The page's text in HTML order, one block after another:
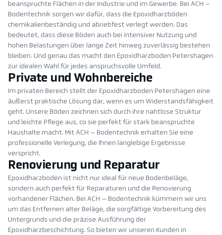
beanspruchte Flächen in der Industrie und im Gewerbe. Bei ACH –
Bodentechnik sorgen wir dafür, dass die Epoxidharzböden
chemikalienbeständig und abriebfest verlegt werden. Das
bedeutet, dass diese Böden auch bei intensiver Nutzung und
hohen Belastungen über lange Zeit hinweg zuverlässig bestehen
bleiben. Und genau das macht den Epoxidharzboden Petershagen
zur idealen Wahl für jedes anspruchsvolle Umfeld.
Private und Wohnbereiche
Im privaten Bereich stellt der Epoxidharzboden Petershagen eine
äußerst praktische Lösung dar, wenn es um Widerstandsfähigkeit
geht. Unsere Böden zeichnen sich durch ihre nahtlose Struktur
und leichte Pflege aus, co sie perfekt für stark beanspruchte
Haushalte macht. Mit ACH – Bodentechnik erhalten Sie eine
professionelle Verlegung, die Ihnen langlebige Ergebnisse
verspricht.
Renovierung und Reparatur
Epoxidharzboden ist nicht nur ideal für neue Bodenbeläge,
sondern auch perfekt für Reparaturen und die Renovierung
vorhandener Flächen. Bei ACH – Bodentechnik kümmern wir uns
um das Entfernen alter Beläge, die sorgfältige Vorbereitung des
Untergrunds und die präzise Ausführung der
Epoxidharzbeschichtung. So bieten wir unseren Kunden in